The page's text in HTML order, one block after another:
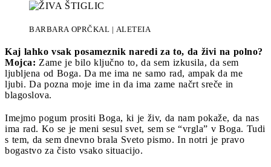
BARBARA OPRČKAL | ALETEIA
Kaj lahko vsak posameznik naredi za to, da živi na polno?
Mojca: Zame je bilo ključno to, da sem izkusila, da sem
ljubljena od Boga. Da me ima ne samo rad, ampak da me
ljubi. Da pozna moje ime in da ima zame načrt sreče in
blagoslova.
Imejmo pogum prositi Boga, ki je živ, da nam pokaže, da nas
ima rad. Ko se je meni sesul svet, sem se “vrgla” v Boga. Tudi
s tem, da sem dnevno brala Sveto pismo. In notri je pravo
bogastvo za čisto vsako situacijo.